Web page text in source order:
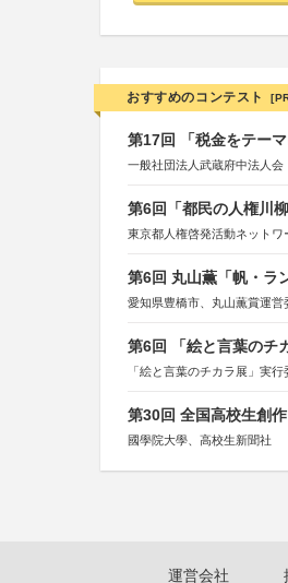
おすすめのコンテスト
第17回 「税金をテーマ
一般社団法人武蔵府中法人会
第6回「都民の人権川柳
東京都人権啓発活動ネットワ
第6回 丸山薫「帆・ラ
愛知県豊橋市、丸山薫賞運営
第6回 「絵と言葉のチ
「絵と言葉のチカラ展」実行
第30回 全国高校生創
國學院大學、高校生新聞社
運営会社